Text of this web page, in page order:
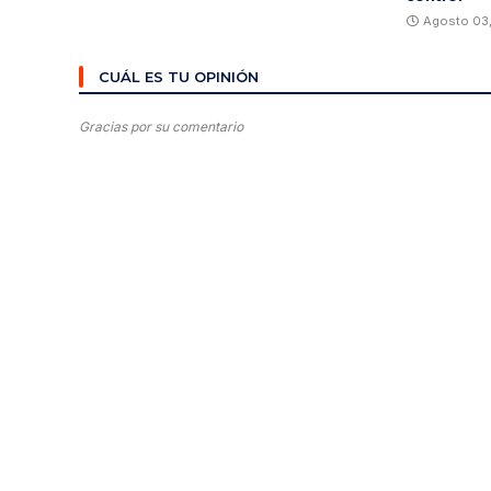
Agosto
CUÁL ES TU OPINIÓN
Gracias por su comentario